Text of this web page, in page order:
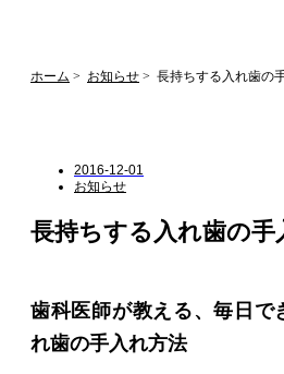
ホーム お知らせ 長持ちする入れ歯の
2016-12-01
お知らせ
長持ちする入れ歯の手
歯科医師が教える、毎日で
れ歯の手入れ方法